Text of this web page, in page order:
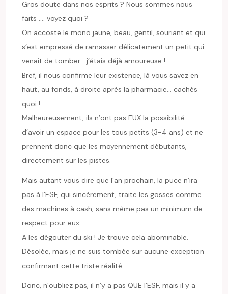
Gros doute dans nos esprits ? Nous sommes nous
faits …. voyez quoi ?
On accoste le mono jaune, beau, gentil, souriant et qui
s’est empressé de ramasser délicatement un petit qui
venait de tomber… j’étais déjà amoureuse !
Bref, il nous confirme leur existence, là vous savez en
haut, au fonds, à droite après la pharmacie… cachés
quoi !
Malheureusement, ils n’ont pas EUX la possibilité
d’avoir un espace pour les tous petits (3-4 ans) et ne
prennent donc que les moyennement débutants,
directement sur les pistes.
Mais autant vous dire que l’an prochain, la puce n’ira
pas à l’ESF, qui sincèrement, traite les gosses comme
des machines à cash, sans même pas un minimum de
respect pour eux.
A les dégouter du ski ! Je trouve cela abominable.
Désolée, mais je ne suis tombée sur aucune exception
confirmant cette triste réalité.
Donc, n’oubliez pas, il n’y a pas QUE l’ESF, mais il y a